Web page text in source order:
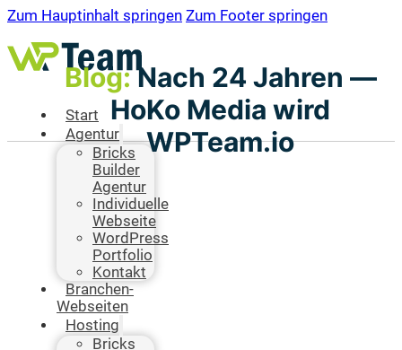
Zum Hauptinhalt springen Zum Footer springen
Start
Agentur
Bricks
Builder
Agentur
Individuelle
Webseite
WordPress
Portfolio
Kontakt
Branchen-
Webseiten
Hosting
Bricks
Blog:Nach 24 Jahren —
HoKo Media wird
WPTeam.io